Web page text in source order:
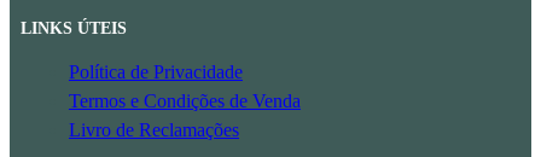
LINKS ÚTEIS
Política de Privacidade
Termos e Condições de Venda
Livro de Reclamações